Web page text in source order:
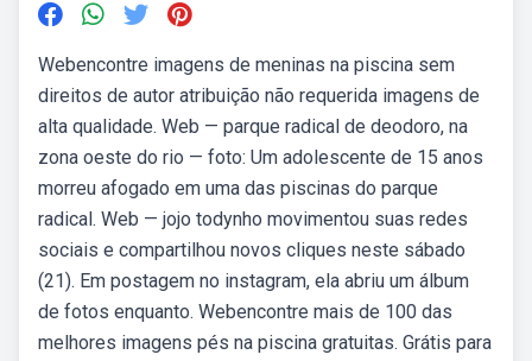
Webencontre imagens de meninas na piscina sem
direitos de autor atribuição não requerida imagens de
alta qualidade. Web — parque radical de deodoro, na
zona oeste do rio — foto: Um adolescente de 15 anos
morreu afogado em uma das piscinas do parque
radical. Web — jojo todynho movimentou suas redes
sociais e compartilhou novos cliques neste sábado
(21). Em postagem no instagram, ela abriu um álbum
de fotos enquanto. Webencontre mais de 100 das
melhores imagens pés na piscina gratuitas. Grátis para